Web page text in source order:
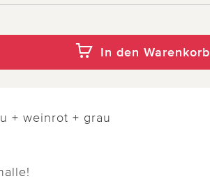
In den Warenkorb
+ weinrot + grau